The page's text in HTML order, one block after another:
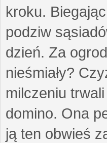
kroku.
podziw
dzień. Za
nieśmiały?
milczeniu
domino. Ona
ją ten obwieś